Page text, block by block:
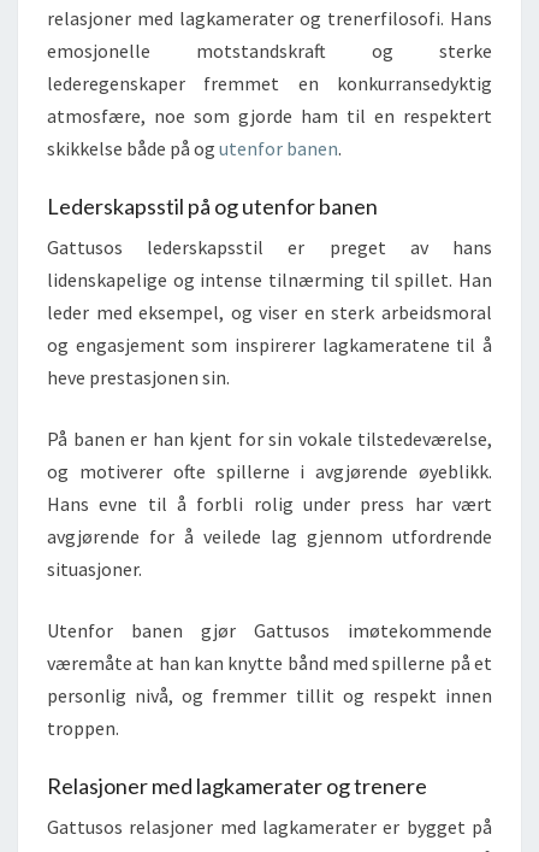
relasjoner med lagkamerater og trenerfilosofi. Hans
emosjonelle motstandskraft og sterke
lederegenskaper fremmet en konkurransedyktig
atmosfære, noe som gjorde ham til en respektert
skikkelse både på og utenfor banen.
Lederskapsstil på og utenfor banen
Gattusos lederskapsstil er preget av hans
lidenskapelige og intense tilnærming til spillet. Han
leder med eksempel, og viser en sterk arbeidsmoral
og engasjement som inspirerer lagkameratene til å
heve prestasjonen sin.
På banen er han kjent for sin vokale tilstedeværelse,
og motiverer ofte spillerne i avgjørende øyeblikk.
Hans evne til å forbli rolig under press har vært
avgjørende for å veilede lag gjennom utfordrende
situasjoner.
Utenfor banen gjør Gattusos imøtekommende
væremåte at han kan knytte bånd med spillerne på et
personlig nivå, og fremmer tillit og respekt innen
troppen.
Relasjoner med lagkamerater og trenere
Gattusos relasjoner med lagkamerater er bygget på